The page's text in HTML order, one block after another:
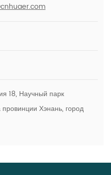
подсветкой
18, Научный парк
Хэнань, город